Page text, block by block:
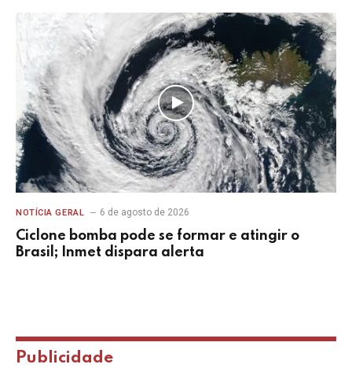
NOTÍCIA GERAL 6 de agosto de 2026
Ciclone bomba pode se formar e atingir o
Brasil; Inmet dispara alerta
Publicidade